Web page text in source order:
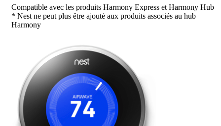
Compatible avec les produits Harmony Express et Harmony Hub
* Nest ne peut plus être ajouté aux produits associés au hub
Harmony